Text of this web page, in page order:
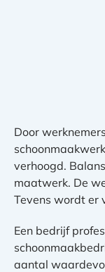
Door
verhoogd.
maatwerk. De
Tevens wordt er
Een bedrijf
aantal